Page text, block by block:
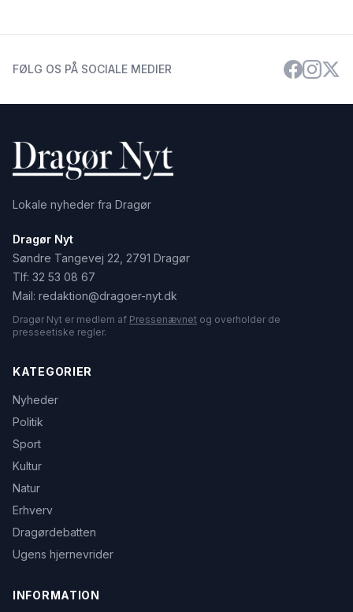
FØLG OS PÅ SOCIALE MEDIER
Lokale nyheder fra Dragør
Dragør Nyt
Søndre Tangevej 22, 2791 Dragør
Tlf: 32 53 08 67
Mail: redaktion@dragoer-nyt.dk
Dragør Nyt er medlem af Pressenævnet og overholder de
presseetiske regler.
KATEGORIER
Nyheder
Politik
Sport
Kultur
Natur
Erhverv
Dragørdebatten
Ugens hjernevrider
INFORMATION